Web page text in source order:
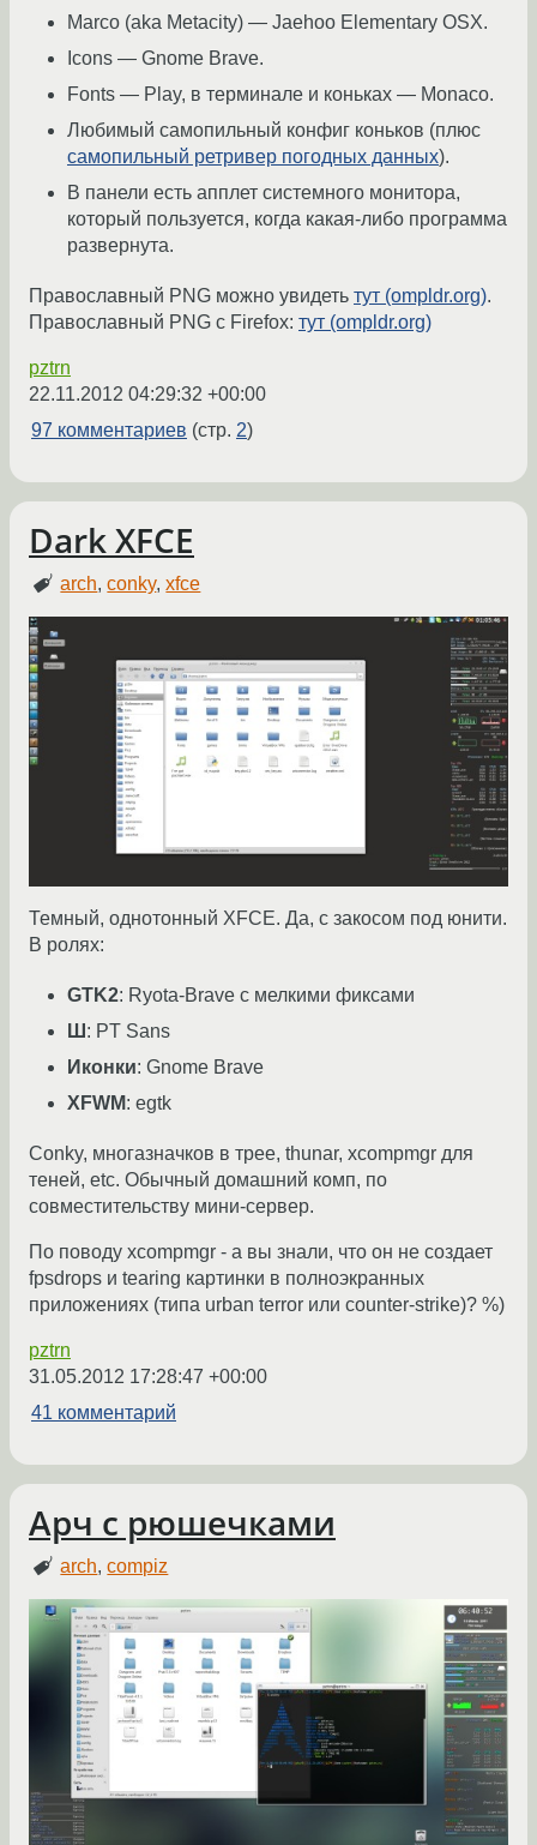
Marco (aka Metacity) — Jaehoo Elementary OSX.
Icons — Gnome Brave.
Fonts — Play, в терминале и коньках — Monaco.
Любимый самопильный конфиг коньков (плюс
самопильный ретривер погодных данных).
В панели есть апплет системного монитора,
который пользуется, когда какая-либо программа
развернута.
Православный PNG можно увидеть тут (ompldr.org).
Православный PNG с Firefox: тут (ompldr.org)
pztrn
22.11.2012 04:29:32 +00:00
97 комментариев (стр. 2)
Dark XFCE
arch,conky,xfce
Темный, однотонный XFCE. Да, с закосом под юнити.
В ролях:
GTK2: Ryota-Brave с мелкими фиксами
Ш : PT Sans
Иконки: Gnome Brave
XFWM: egtk
Conky, многазначков в трее, thunar, xcompmgr для
теней, etc. Обычный домашний комп, по
совместительству мини-сервер.
По поводу xcompmgr - а вы знали, что он не создает
fpsdrops и tearing картинки в полноэкранных
приложениях (типа urban terror или counter-strike)? %)
pztrn
31.05.2012 17:28:47 +00:00
41 комментарий
Арч с рюшечками
arch,compiz